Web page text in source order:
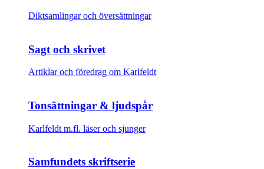
Diktsamlingar och översättningar
Sagt och skrivet
Artiklar och föredrag om Karlfeldt
Tonsättningar & ljudspår
Karlfeldt m.fl. läser och sjunger
Samfundets skriftserie